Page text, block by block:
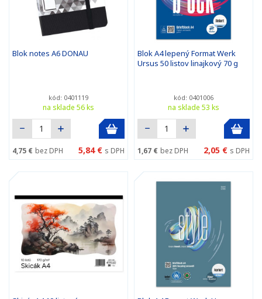
Blok notes A6 DONAU
kód: 0401119
na sklade 56 ks
4,75 € bez DPH 5,84 € s DPH
Blok A4 lepený Format Werk
Ursus 50 listov linajkový 70 g
kód: 0401006
na sklade 53 ks
1,67 € bez DPH 2,05 € s DPH